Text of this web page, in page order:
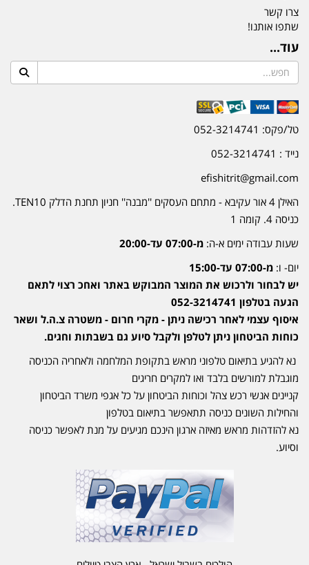
צרו קשר
שתפו אותנו!
עוד...
טל/פקס: 052-3214741
נייד : 052-3214741
efishitrit@gmail.com
האילן 4 אור עקיבא - מתחם העסקים ''מבנה'' חניון תחנת הדלק TEN10.
כניסה 4. קומה 1
שעות עבודה ימים א-ה: מ-07:00 עד-20:00
יום- ו: מ-07:00 עד-15:00
יש לבחור ולרכוש את המוצר המבוקש באתר ואחכ רצוי לתאם
הגעה בטלפון 052-3214741
איסוף עצמי לאחר רכישה ניתן - מקרי חרום - משטרה צ.ה.ל ושאר
כוחות הביטחון ניתן לטלפן ולקבל סיוע גם בשבתות וחגים.
נא להגיע בתיאום טלפוני מראש בתקופת המלחמה ולאחריה הכניסה
מוגבלת למורשים בלבד ואו למקרים חריגים
קניינים אנשי רכש צהל וכוחות הביטחון על כל אגפי משרד הביטחון
והחילות השונים כניסה תתאפשר בתיאום בטלפון
נא להזדהות מראש מאיזה ארגון הינכם מגיעים על מנת לאפשר כניסה
וסיוע.